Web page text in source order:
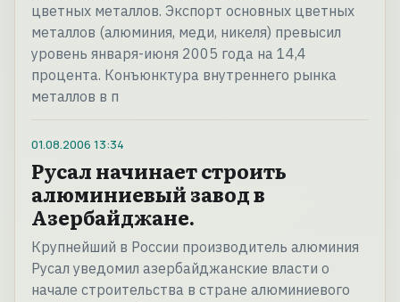
цветных металлов. Экспорт основных цветных
металлов (алюминия, меди, никеля) превысил
уровень января-июня 2005 года на 14,4
процента. Конъюнктура внутреннего рынка
металлов в п
01.08.2006 13:34
Русал начинает строить
алюминиевый завод в
Азербайджане.
Крупнейший в России производитель алюминия
Русал уведомил азербайджанские власти о
начале строительства в стране алюминиевого